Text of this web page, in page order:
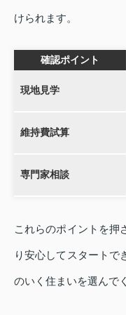
けられます。
確認ポイント
現地見学
維持費試算
専門家相談
これらのポイントを押
り安心してスタートで
のいく住まいを選んで